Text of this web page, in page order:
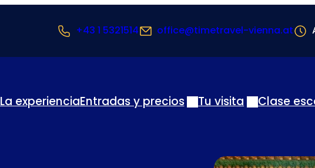
+43 1 5321514 office@timetravel-vienna.at
La experienciaEntradas y precios Tu visita Clase